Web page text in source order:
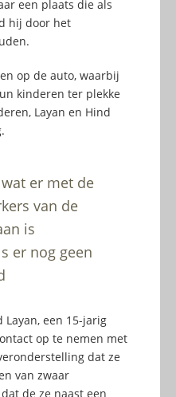
een plaats die als
hij door het
op de auto, waarbij
kinderen ter plekke
Layan en Hind
er met de
van de
is
er nog geen
een 15-jarig
op te nemen met
dat ze
van zwaar
de ze naast een